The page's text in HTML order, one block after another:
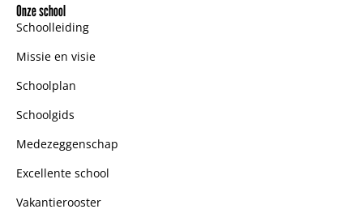
Onze school
Schoolleiding
Missie en visie
Schoolplan
Schoolgids
Medezeggenschap
Excellente school
Vakantierooster